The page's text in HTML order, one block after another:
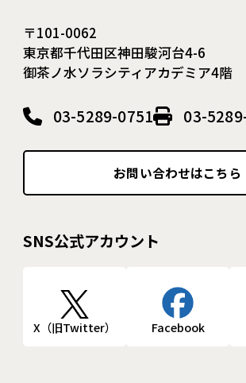
〒101-0062
東京都千代田区神田駿河台4-6
御茶ノ水ソラシティアカデミア4階
03-5289-0751 03-
お問い合わせはこちら
SNS公式アカウント
X（旧Twitter） Facebook